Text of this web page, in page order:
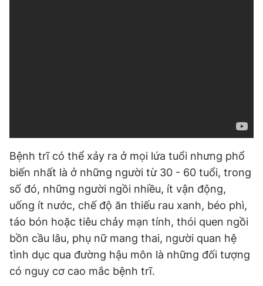
Bệnh trĩ có thể xảy ra ở mọi lứa tuổi nhưng phổ
biến nhất là ở những người từ 30 - 60 tuổi, trong
số đó, những người ngồi nhiều, ít vận động,
uống ít nước, chế độ ăn thiếu rau xanh, béo phì,
táo bón hoặc tiêu chảy mạn tính, thói quen ngồi
bồn cầu lâu, phụ nữ mang thai, người quan hệ
tình dục qua đường hậu môn là những đối tượng
có nguy cơ cao mắc bệnh trĩ.